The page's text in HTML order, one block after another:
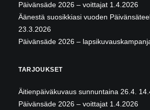
Päivänsäde 2026 – voittajat 1.4.2026
Äänestä suosikkiasi vuoden
23.3.2026
Päivänsäde 2026 –
TARJOUKSET
Äitienpäiväkuvaus sunnuntaina 26.4.
Päivänsäde 2026 – voittajat 1.4.2026